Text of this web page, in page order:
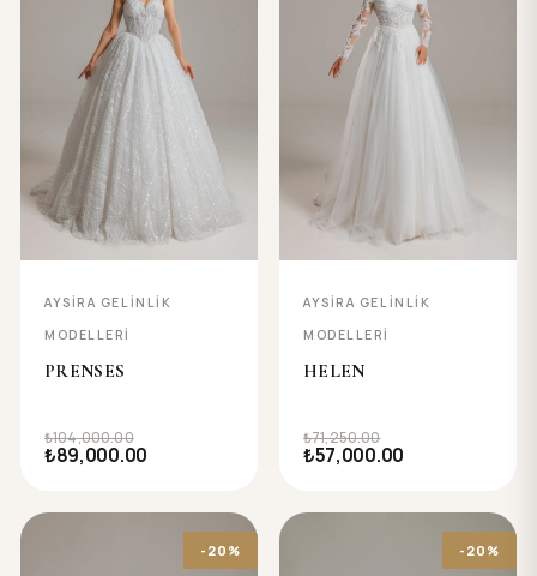
AYSIRA GELINLIK
MODELLERI
PRENSES
₺104,000.00
₺89,000.00
AYSIRA GELINLIK
MODELLERI
HELEN
₺71,250.00
₺57,000.00
-20% -20%